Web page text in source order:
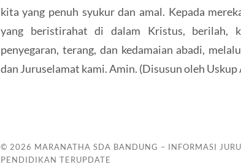
kita yang penuh syukur dan amal. Kepada
yang beristirahat di dalam Kristus, berilah,
penyegaran, terang, dan kedamaian abadi,
dan Juruselamat kami. Amin. (Disusun oleh
© 2026 MARANATHA SDA BANDUNG – INFORMASI
PENDIDIKAN TERUPDATE